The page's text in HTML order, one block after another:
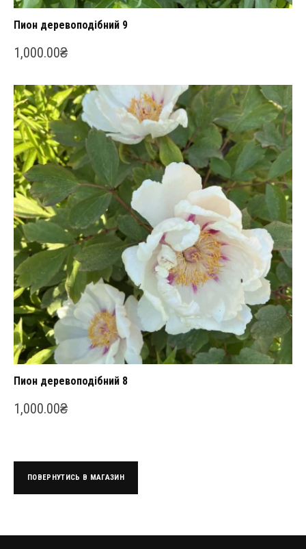
Пион деревоподібний 9
1,000.00₴
Пион деревоподібний 8
1,000.00₴
ПОВЕРНУТИСЬ В МАГАЗИН